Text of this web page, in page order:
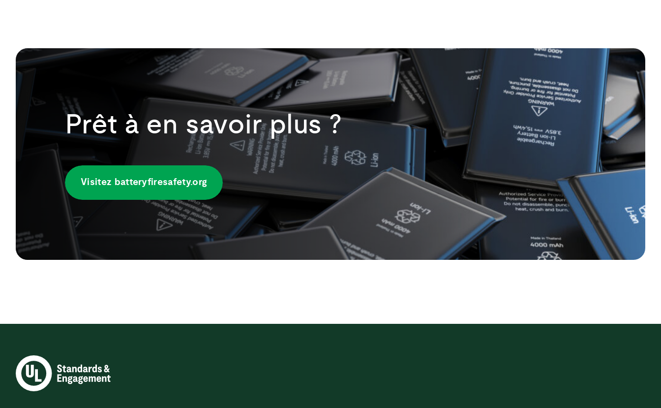
Prêt à en savoir plus ?
Visitez batteryfiresafety.org